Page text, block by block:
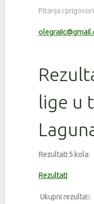
Pitanja i
lige u
Rezultati 5.kola:
Rezultati
Ukupni rezultati